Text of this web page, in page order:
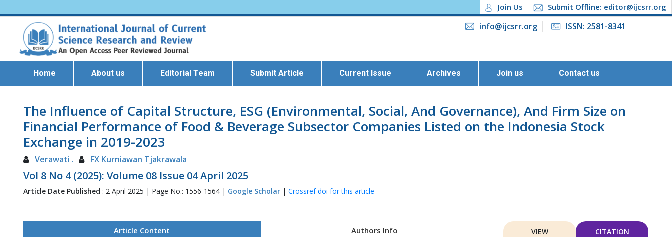
Join Us Submit Offline: editor@ijcsrr.org
info@ijcsrr.org ISSN: 2581-8341
Home About us Editorial Team Submit Article Current Issue Archives Join us Contact us
The Influence of Capital Structure, ESG (Environmental, Social, And Governance), And Firm Size on
Financial Performance of Food & Beverage Subsector Companies Listed on the Indonesia Stock
Exchange in 2019-2023
Verawati . FX Kurniawan Tjakrawala
Vol 8 No 4 (2025): Volume 08 Issue 04 April 2025
Article Date Published : 2 April 2025 | Page No.: 1556-1564 | Google Scholar | Crossref doi for this article
Article Content Authors Info VIEW CITATION